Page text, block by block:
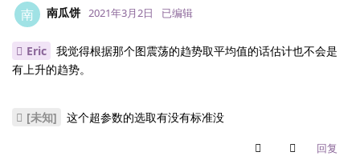
南 南瓜饼 2021年3月2日 已编辑
Eric
我觉得根据那个图震荡的趋势取平均值的话估计也不会是
有上升的趋势。
[未知] 这个超参数的选取有没有标准没
回复